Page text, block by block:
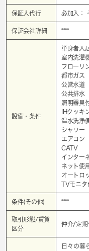
保証人代行 必加入：
保証会社詳細 ****
設備・条件
単身者入
室内洗濯
フローリ
都市ガス
公営水道
公共排水
照明器具
IHクッキ
温水洗浄
シャワー
エアコン
CATV
インター
ネット使
オートロ
TVモニタ
条件(その他) ****
取引形態/賃貸
区分
仲介/定期
日々の暮